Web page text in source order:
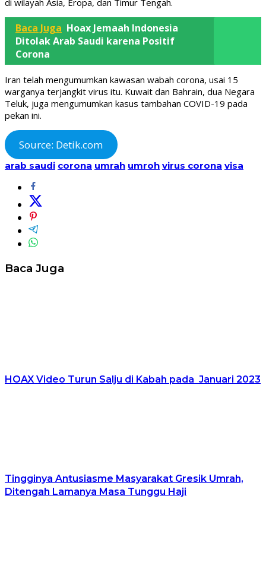
Baca Juga Hoax Jemaah Indonesia
Ditolak Arab Saudi karena Positif
Corona
Iran telah mengumumkan kawasan wabah corona, usai 15
warganya terjangkit virus itu. Kuwait dan Bahrain, dua Negara
Teluk, juga mengumumkan kasus tambahan COVID-19 pada
pekan ini.
Source: Detik.com
arab saudi corona umrah umroh virus corona visa
Baca Juga
HOAX Video Turun Salju di Kabah pada Januari 2023
Tingginya Antusiasme Masyarakat Gresik Umrah,
Ditengah Lamanya Masa Tunggu Haji